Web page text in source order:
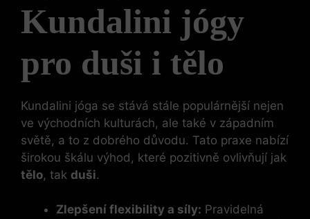
Kundalini jógy
pro duši i tělo
Kundalini jóga se stává stále populárnější nejen
ve východních kulturách, ale také v západním
světě, a to z dobrého důvodu. Tato praxe nabízí
širokou škálu výhod, které pozitivně ovlivňují jak
tělo, tak duši.
Zlepšení flexibility a síly: Pravidelná